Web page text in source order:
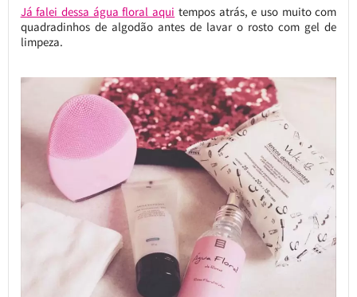
Já falei dessa água floral aqui tempos atrás, e uso muito com
quadradinhos de algodão antes de lavar o rosto com gel de
limpeza.